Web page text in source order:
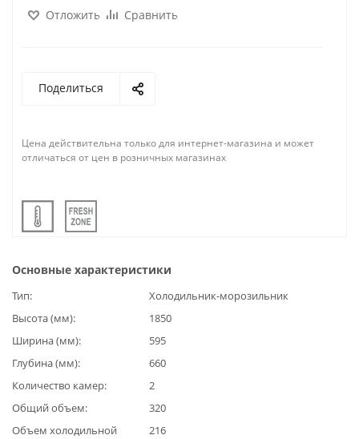
Отложить Сравнить
Поделиться
Цена действительна только для интернет-магазина и может
отличаться от цен в розничных магазинах
Основные характеристики
Тип
Холодильник-морозильник
Высота (мм)
1850
Ширина (мм)
595
Глубина (мм)
660
Количество камер
2
Общий объем
320
Объем холодильной
216